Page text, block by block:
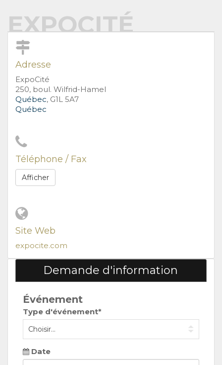
EXPOCITÉ
Adresse
ExpoCité
250, boul. Wilfrid-Hamel
Québec, G1L 5A7
Québec
Téléphone / Fax
Afficher
Site Web
expocite.com
Demande d'information
Événement
Type d'événement*
Date